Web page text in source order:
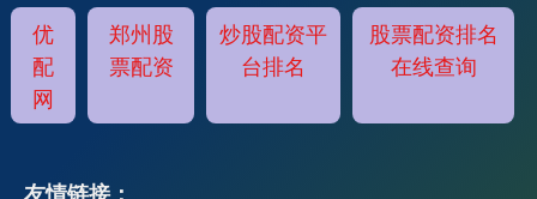
优
配
网
郑州股
票配资
炒股配资平
台排名
股票配资排名
在线查询